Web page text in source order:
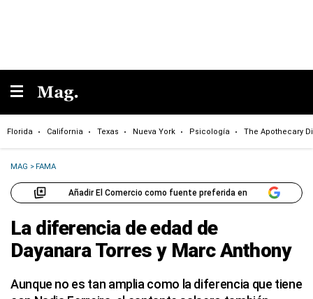
Florida California Texas Nueva York Psicología The Apothecary
MAG >FAMA
Añadir El Comercio como fuente preferida en
La diferencia de edad de
Dayanara Torres y Marc Anthony
Aunque no es tan amplia como la diferencia que tiene